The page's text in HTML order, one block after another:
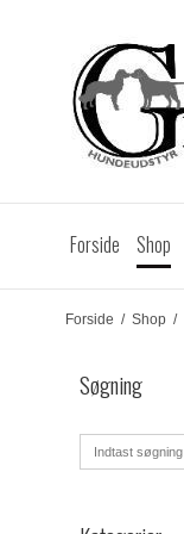
Forside Shop
Forside / Shop /
Søgning